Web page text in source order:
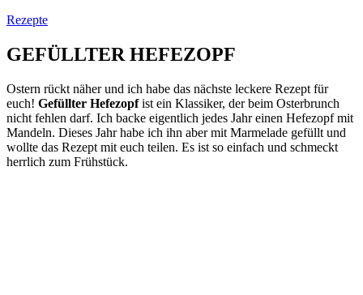
Rezepte
GEFÜLLTER HEFEZOPF
Ostern rückt näher und ich habe das nächste leckere Rezept für
euch! Gefüllter Hefezopfist ein Klassiker, der beim Osterbrunch
nicht fehlen darf. Ich backe eigentlich jedes Jahr einen Hefezopf mit
Mandeln. Dieses Jahr habe ich ihn aber mit Marmelade gefüllt und
wollte das Rezept mit euch teilen. Es ist so einfach und schmeckt
herrlich zum Frühstück.